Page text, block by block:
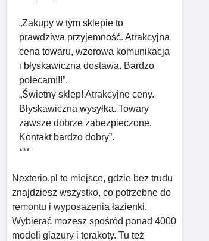
„Zakupy w tym sklepie to
prawdziwa przyjemność. Atrakcyjna
cena towaru, wzorowa komunikacja
i błyskawiczna dostawa. Bardzo
polecam!!!”.
„Świetny sklep! Atrakcyjne ceny.
Błyskawiczna wysyłka. Towary
zawsze dobrze zabezpieczone.
Kontakt bardzo dobry”.
***
Nexterio.pl to miejsce, gdzie bez trudu
znajdziesz wszystko, co potrzebne do
remontu i wyposażenia łazienki.
Wybierać możesz spośród ponad 4000
modeli glazury i terakoty. Tu też